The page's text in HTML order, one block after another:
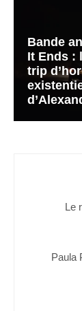
Bande
It Ends :
trip
Le
Paula